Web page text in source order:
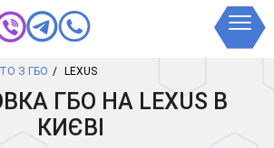
З ГБО LEXUS
ГБО НА LEXUS В
КИЄВІ